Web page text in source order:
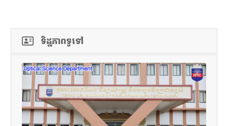
ទិដ្ឋភាពទូទៅ